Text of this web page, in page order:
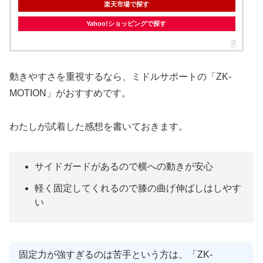
楽天市場で探す
Yahoo!ショッピングで探す
動きやすさを重視するなら、ミドルサポートの「ZK-
MOTION」がおすすめです。
わたしが試着した感想を書いておきます。
サイドガードがあるので横への動きが安心
軽く固定してくれるので膝の曲げ伸ばしはしやす
い
固定力が強すぎるのは苦手という方は、「ZK-